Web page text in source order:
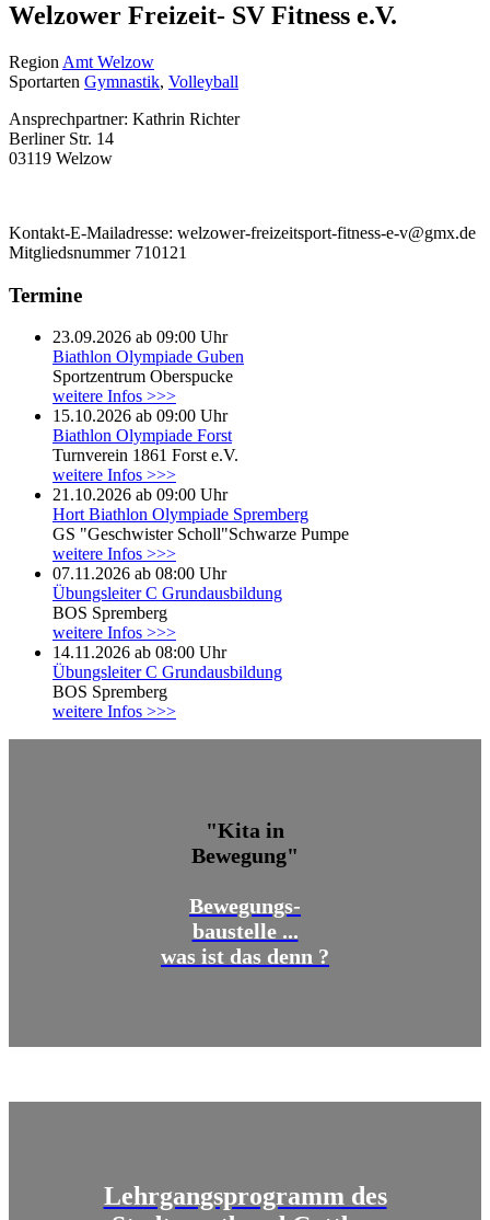
Welzower Freizeit- SV Fitness e.V.
Region Amt Welzow
Sportarten Gymnastik, Volleyball
Ansprechpartner: Kathrin Richter
Berliner Str. 14
03119 Welzow
Kontakt-E-Mailadresse: welzower-freizeitsport-fitness-e-v@gmx.de
Mitgliedsnummer710121
Termine
23.09.2026 ab 09:00 Uhr
Biathlon Olympiade Guben
Sportzentrum Oberspucke
weitere Infos >>>
15.10.2026 ab 09:00 Uhr
Biathlon Olympiade Forst
Turnverein 1861 Forst e.V.
weitere Infos >>>
21.10.2026 ab 09:00 Uhr
Hort Biathlon Olympiade Spremberg
GS "Geschwister Scholl"Schwarze Pumpe
weitere Infos >>>
07.11.2026 ab 08:00 Uhr
Übungsleiter C Grundausbildung
BOS Spremberg
weitere Infos >>>
14.11.2026 ab 08:00 Uhr
Übungsleiter C Grundausbildung
BOS Spremberg
weitere Infos >>>
"Kita in
Bewegung"
Bewegungs-
baustelle ...
was ist das denn ?
Lehrgangsprogramm des